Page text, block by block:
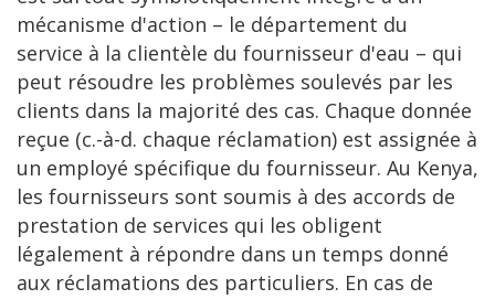
mécanisme d'action – le département du
service à la clientèle du fournisseur d'eau – qui
peut résoudre les problèmes soulevés par les
clients dans la majorité des cas. Chaque donnée
reçue (c.-à-d. chaque réclamation) est assignée à
un employé spécifique du fournisseur. Au Kenya,
les fournisseurs sont soumis à des accords de
prestation de services qui les obligent
légalement à répondre dans un temps donné
aux réclamations des particuliers. En cas de